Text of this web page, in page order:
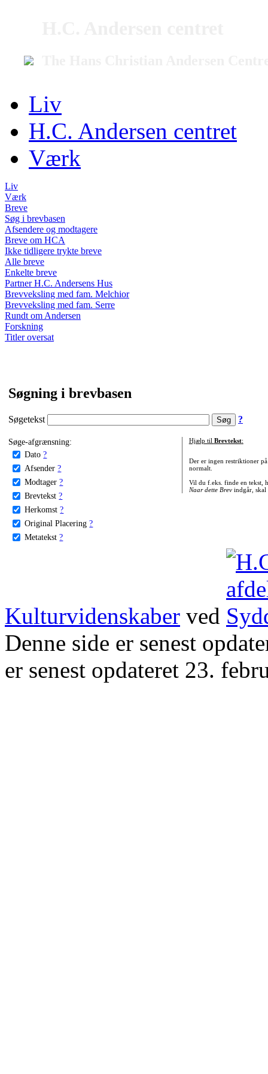
Liv
H.C. Andersen centret
Værk
Liv
Værk
Breve
Søg i brevbasen
Afsendere og modtagere
Breve om HCA
Ikke tidligere trykte breve
Alle breve
Enkelte breve
Partner H.C. Andersens Hus
Brevveksling med fam. Melchior
Brevveksling med fam. Serre
Rundt om Andersen
Forskning
Titler oversat
Søgning i brevbasen
Søgetekst ?
Søge-afgrænsning:
Dato ?
Afsender ?
Modtager ?
Brevtekst ?
Herkomst ?
Original Placering ?
Metatekst ?
Hjælp til Brevtekst:
Der er ingen restriktioner
normalt.
Vil du f.eks. finde en tekst,
Naar dette Brevindgår, skal
Kulturvidenskaber ved
Denne side er senest
er senest opdateret 23.